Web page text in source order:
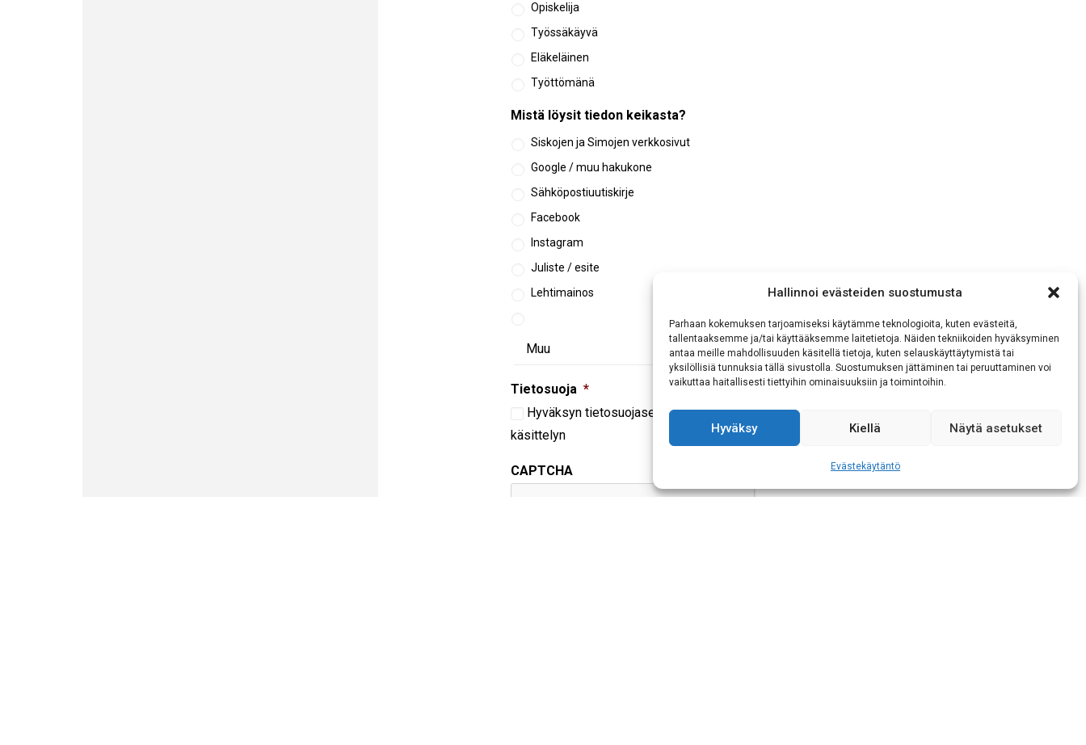
Hallinnoi evästeiden suostumusta
Parhaan kokemuksen tarjoamiseksi käytämme teknologioita, kuten evästeitä,
tallentaaksemme ja/tai käyttääksemme laitetietoja. Näiden tekniikoiden hyväksyminen
antaa meille mahdollisuuden käsitellä tietoja, kuten selauskäyttäytymistä tai
yksilöllisiä tunnuksia tällä sivustolla. Suostumuksen jättäminen tai peruuttaminen voi
vaikuttaa haitallisesti tiettyihin ominaisuuksiin ja toimintoihin.
Hyväksy Kiellä Näytä asetukset
Evästekäytäntö
Opiskelija
Työssäkäyvä
Eläkeläinen
Työttömänä
Mistä löysit tiedon keikasta?
Siskojen ja Simojen verkkosivut
Google / muu hakukone
Sähköpostiuutiskirje
Facebook
Instagram
Juliste / esite
Lehtimainos
Tietosuoja *
Hyväksyn tietosuojaselosteenmukaisen tietojeni
käsittelyn
CAPTCHA